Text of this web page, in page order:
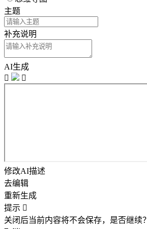
主题
补充说明
AI生成


修改AI描述
去编辑
重新生成
提示 
关闭后当前内容将不会保存，是否继续？